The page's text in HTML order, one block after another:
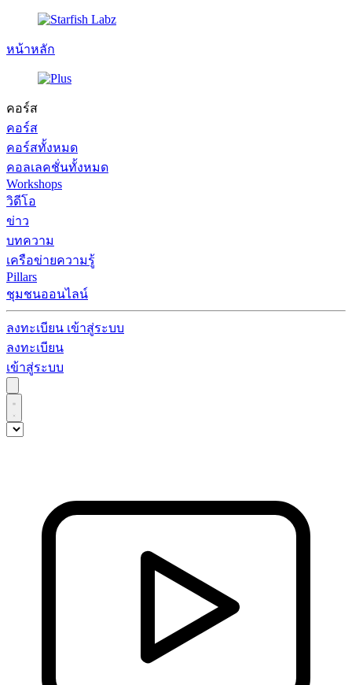
หน้าหลัก
คอร์ส
คอร์ส
คอร์สทั้งหมด
คอลเลคชั่นทั้งหมด
Workshops
วิดีโอ
ข่าว
บทความ
เครือข่ายความรู้
Pillars
ชุมชนออนไลน์
ลงทะเบียน เข้าสู่ระบบ
ลงทะเบียน
เข้าสู่ระบบ